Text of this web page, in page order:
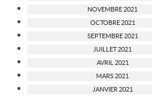
NOVEMBRE 2021
OCTOBRE 2021
SEPTEMBRE 2021
JUILLET 2021
AVRIL 2021
MARS 2021
JANVIER 2021